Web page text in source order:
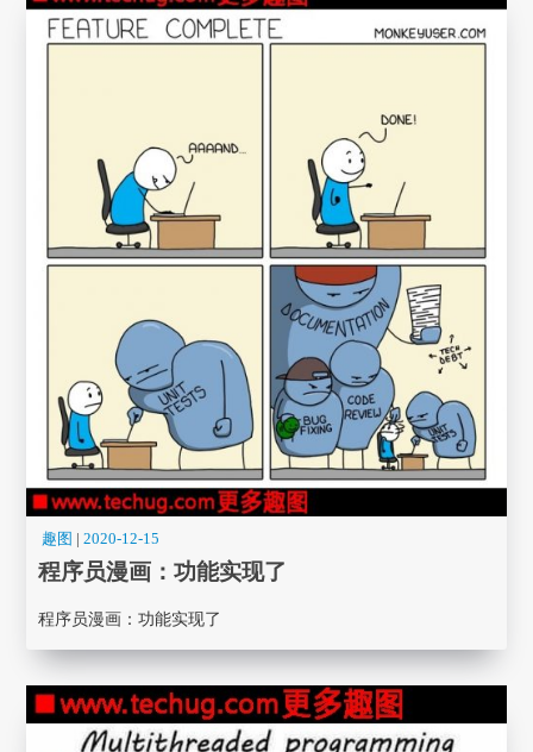
趣图 |2020-12-15
程序员漫画： 功能实现了
程序员漫画： 功能实现了